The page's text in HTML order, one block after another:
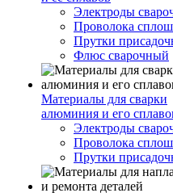
Электроды
Проволока
Прутки
Флюс сварочный
Материалы для сварки
алюминия и его
Электроды
Проволока
Прутки